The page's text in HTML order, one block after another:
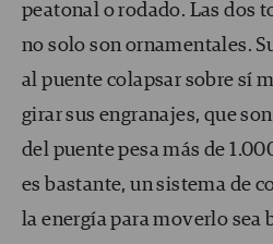
peatonal o rodado. Las dos
no solo son ornamentales.
al puente colapsar sobre sí
girar sus engranajes, que
del puente pesa más de
es bastante, un sistema de
la energía para moverlo sea